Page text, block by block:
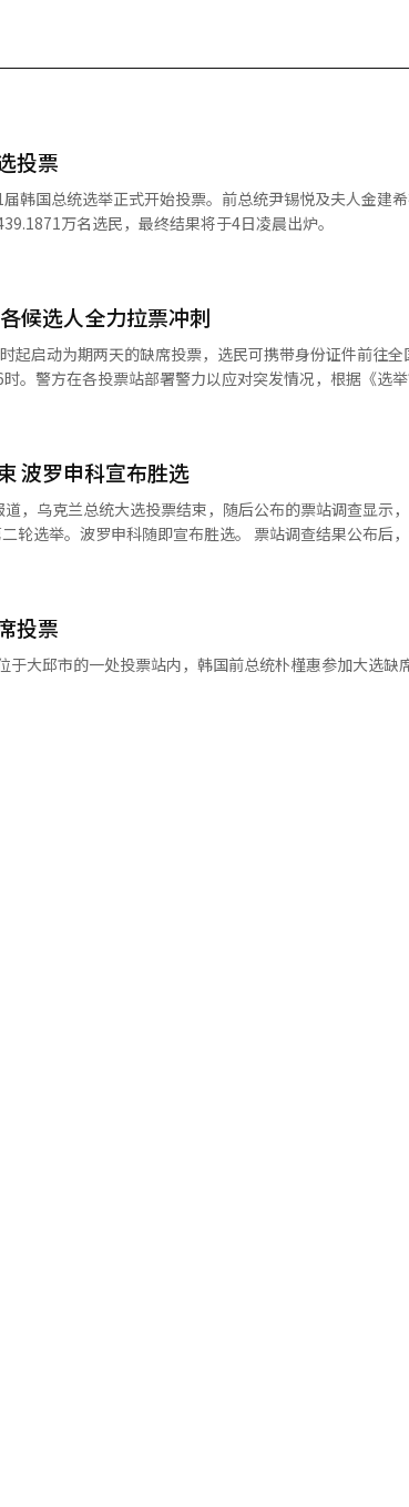
投票
万名选民，最终结果将于4日凌晨出炉。
候选人全力拉票冲刺
起启动为期两天的缺席投票，选民可携带身份证件前往
。警方在各投票站部署警力以应对突发情况，根据《选
李在明、国民力量党总统候选人金文洙、
英国。【图片提供 韩联社】 李在明在首尔西大门区新村完成投票
民们行使主权最切实的手段，国家的命运掌握在国民手
胜内乱势力，实现国家复苏与重生，必须通过投票对酿成
票后，金文洙参拜了位于仁川自由公园内的麦克阿
、西区，以及始兴市、安山市、军浦市等地巡回拉票。据
90个小时的巡回拉票。 李俊锡当天在京畿道华城市东滩参与缺席
大学、钟路三街等地，呼吁年轻选民支持。权英国当天也
波罗申科宣布胜选
布胜选。 票站调查结果公布后，波罗申科随即在竞选总部
科表示，他就任总统后，首要任务是前往东部地区结束当
大亨，获称“巧克力大王”。他
前10的富豪。 去年11月下旬，由维克托·亚努科维奇领导的
系国协定，引发持续大规模抗议。波罗申科是当时最早
投票